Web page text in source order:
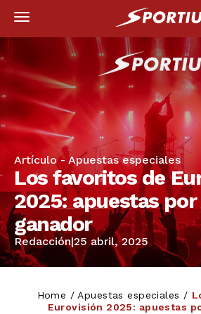
Artículo - Apuestas especiales
Los favoritos de
2025: apuestas por
ganador
Redacción|25 abril, 2025
Home / Apuestas especiales /
Eurovisión 2025: apuestas